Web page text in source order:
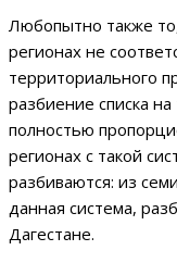
Любопытно также
регионах не
территориального
разбиение списка
полностью
регионах с такой
разбиваются: из
данная система,
Дагестане.